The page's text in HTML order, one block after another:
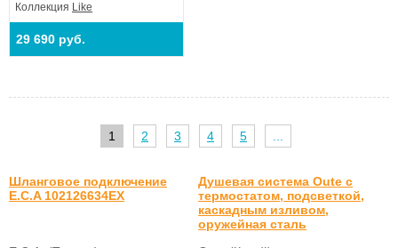
Коллекция Like
29 690 руб.
1 2 3 4 5
Шланговое подключение
E.C.A 102126634EX
Душевая система Oute с
термостатом, подсветкой,
каскадным изливом,
оружейная сталь